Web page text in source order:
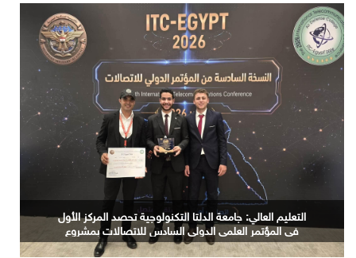
المعهد القومي للبحوث الفلكية والجيوفيزيقية يبحث توظيف
الذكاء الاصطناعي في توثيق التراث المصري القديم